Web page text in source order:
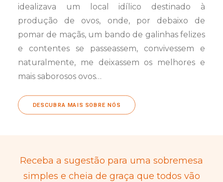
idealizava um local idílico destinado à
produção de ovos, onde, por debaixo de
pomar de maçãs, um bando de galinhas felizes
e contentes se passeassem, convivessem e
naturalmente, me deixassem os melhores e
mais saborosos ovos…
DESCUBRA MAIS SOBRE NÓS
Receba a sugestão para uma sobremesa
simples e cheia de graça que todos vão